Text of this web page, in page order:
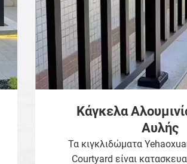
Κουρτινότοιχοι
Ως επαγγελματίας
τοίχων με βαθιά
κουρτινών τοίχων στην